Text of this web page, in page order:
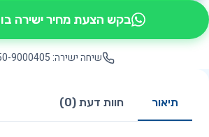
בקש הצעת מחיר ישירה
שיחה ישירה: 050-9000405
תיאור חוות דעת (0)